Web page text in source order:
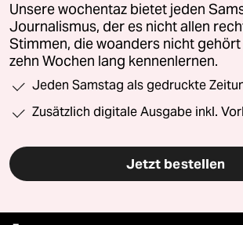
Unsere wochentaz bietet jeden
Journalismus, der es nicht allen
Stimmen, die woanders nicht
zehn Wochen lang kennenlernen.
Jeden Samstag als gedruckte
Zusätzlich digitale Ausgabe inkl.
Jetzt bestellen